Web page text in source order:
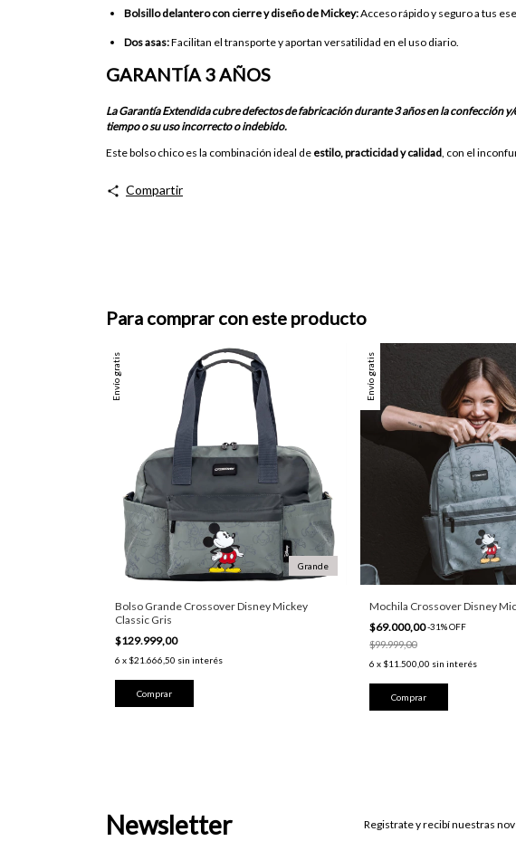
Bolsillo delantero con cierre y diseño de Mickey:Acceso rápido y seguro a tus
Dos asas:Facilitan el transporte y aportan versatilidad en el uso diario.
GARANTÍA 3 AÑOS
La Garantía Extendida cubre defectos de fabricación durante 3 años en la confección
tiempo o su uso incorrecto o indebido.
Este bolso chico es la combinación ideal de estilo, practicidad y calidad, con el
Compartir
Para comprar con este producto
Envío gratis
Grande
Bolso Grande Crossover Disney Mickey
Classic Gris
$129.999,00
6 x $21.666,50 sin interés
Envío gratis
Mochila Crossover Disney
$69.000,00-31%OFF
$99.999,00
6 x $11.500,00 sin interés
Newsletter Registrate y recibí nuestras